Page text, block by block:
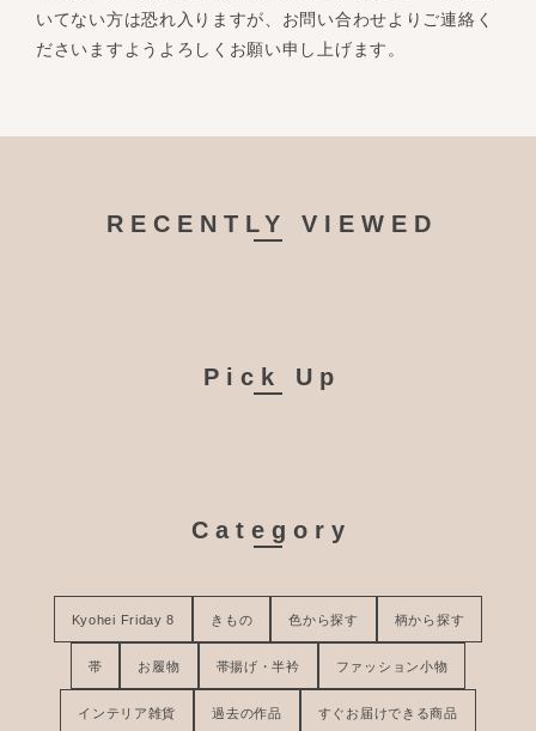
いてない方は恐れ入りますが、お問い合わせよりご連絡く
ださいますようよろしくお願い申し上げます。
RECENTLY VIEWED
Pick Up
Category
Kyohei Friday 8 きもの 色から探す 柄から探す
帯 お履物 帯揚げ・半衿 ファッション小物
インテリア雑貨 過去の作品 すぐお届けできる商品